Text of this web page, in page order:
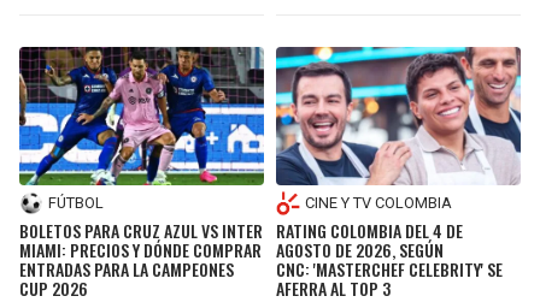
FÚTBOL
BOLETOS PARA CRUZ AZUL VS INTER
MIAMI: PRECIOS Y DÓNDE COMPRAR
ENTRADAS PARA LA CAMPEONES
CUP 2026
CINE Y TV COLOMBIA
RATING COLOMBIA DEL 4 DE
AGOSTO DE 2026, SEGÚN
CNC: 'MASTERCHEF CELEBRITY' SE
AFERRA AL TOP 3